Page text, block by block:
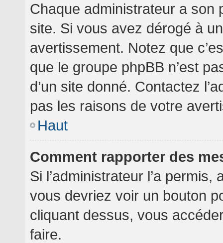
Chaque administrateur a son
site. Si vous avez dérogé à
avertissement. Notez que
que le groupe phpBB n’est
d’un site donné. Contactez
pas les raisons de votre
Haut
Comment rapporter des
Si l’administrateur l’a
vous devriez voir un bouton
cliquant dessus, vous
faire.